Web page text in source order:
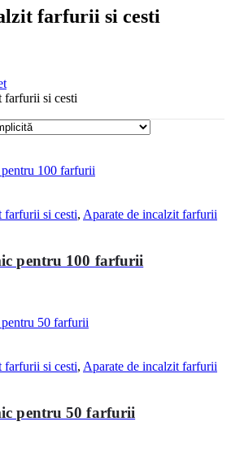
farfurii si cesti
farfurii si cesti
farfurii si cesti, Aparate de incalzit farfurii
pentru 100 farfurii
farfurii si cesti, Aparate de incalzit farfurii
pentru 50 farfurii